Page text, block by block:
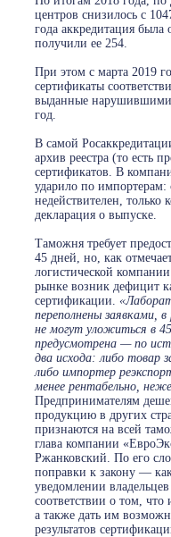
центров снизилось с
года аккредитация была
получили ее 254.
При этом с марта 2019
сертификаты
выданные нарушившими
год.
В самой
архив реестра (то есть
сертификатов. В
ударило по импортерам:
недействителен, только
декларация о выпуске.
Таможня требует
45 дней, но, как
логиcтической
рынке возник дефицит
сертификации.
переполнены заявками,
не могут уложиться в
предусмотрена — по
два исхода: либо товар
либо импортер
менее рентабельно,
Предпринимателям
продукцию в других
признаются на всей
глава компании
Ржанковский. По его
поправки к закону —
уведомлении
соответствии о том,
а также дать им
результатов